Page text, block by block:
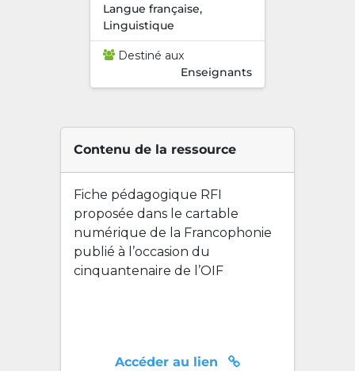
Langue française,
Linguistique
Destiné aux
Enseignants
Contenu de la ressource
Fiche pédagogique RFI
proposée dans le cartable
numérique de la Francophonie
publié à l’occasion du
cinquantenaire de l’OIF
Accéder au lien